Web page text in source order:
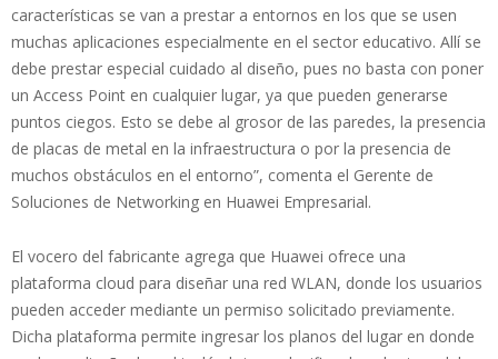
características se van a prestar a entornos en los que se usen
muchas aplicaciones especialmente en el sector educativo. Allí se
debe prestar especial cuidado al diseño, pues no basta con poner
un Access Point en cualquier lugar, ya que pueden generarse
puntos ciegos. Esto se debe al grosor de las paredes, la presencia
de placas de metal en la infraestructura o por la presencia de
muchos obstáculos en el entorno”, comenta el Gerente de
Soluciones de Networking en Huawei Empresarial.
El vocero del fabricante agrega que Huawei ofrece una
plataforma cloud para diseñar una red WLAN, donde los usuarios
pueden acceder mediante un permiso solicitado previamente.
Dicha plataforma permite ingresar los planos del lugar en donde